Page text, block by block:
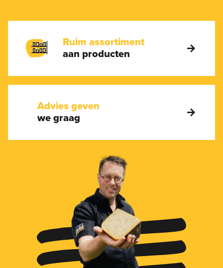
Ruim assortiment
aan producten
Advies geven
we graag